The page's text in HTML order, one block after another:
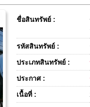
ชื่อสินทรัพย์ :
รหัสสินทรัพย์ :
ประเภทสินทรัพย์ :
ประกาศ :
เนื้อที่ :